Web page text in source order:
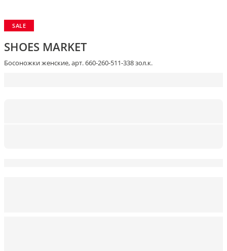
SALE
SHOES MARKET
Босоножки женские, арт. 660-260-511-338 зол.к.